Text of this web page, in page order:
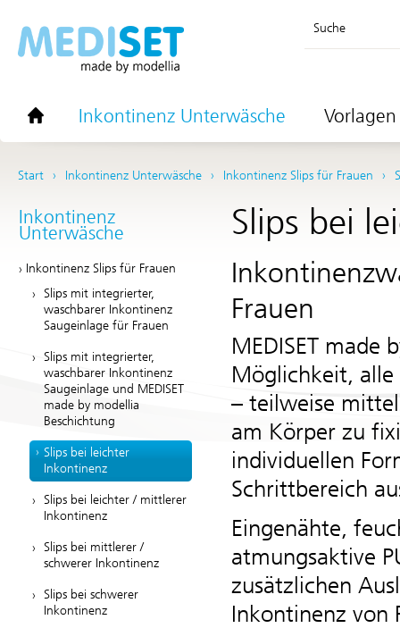
Suche
Inkontinenz Unterwäsche
Start Inkontinenz Unterwäsche Inkontinenz Slips für Frauen
Inkontinenz
Unterwäsche
Inkontinenz Slips für Frauen
Slips mit integrierter,
waschbarer Inkontinenz
Saugeinlage für Frauen
Slips mit integrierter,
waschbarer Inkontinenz
Saugeinlage und MEDISET
made by modellia
Beschichtung
Slips bei leichter
Inkontinenz
Slips bei leichter / mittlerer
Inkontinenz
Slips bei mittlerer /
schwerer Inkontinenz
Slips bei schwerer
Inkontinenz
Slips bei
Frauen
MEDISET made
Möglichkeit,
– teilweise
am Körper zu
individuellen
Schrittbereich
Eingenähte,
atmungsaktive
zusätzlichen
Inkontinenz von